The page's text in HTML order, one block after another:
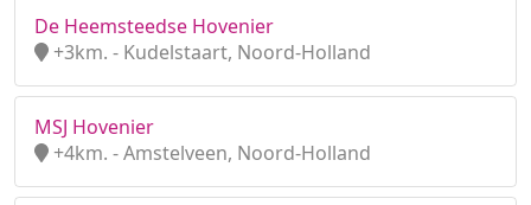
De Heemsteedse Hovenier
+3km. - Kudelstaart, Noord-Holland
MSJ Hovenier
+4km. - Amstelveen, Noord-Holland